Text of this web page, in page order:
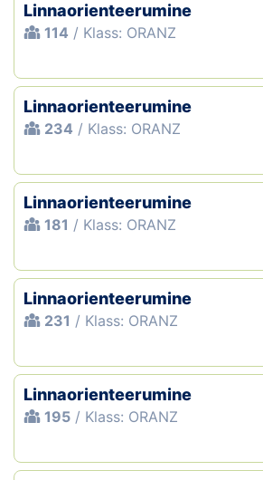
Linnaorienteerumine
114 / Klass: ORANZ
Linnaorienteerumine
234 / Klass: ORANZ
Linnaorienteerumine
181 / Klass: ORANZ
Linnaorienteerumine
231 / Klass: ORANZ
Linnaorienteerumine
195 / Klass: ORANZ